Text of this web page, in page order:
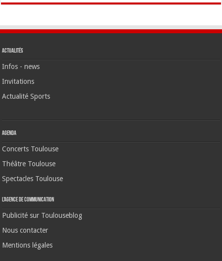
Actualités
Infos - news
Invitations
Actualité Sports
Agenda
Concerts Toulouse
Théâtre Toulouse
Spectacles Toulouse
L’agence de communication
Publicité sur Toulouseblog
Nous contacter
Mentions légales